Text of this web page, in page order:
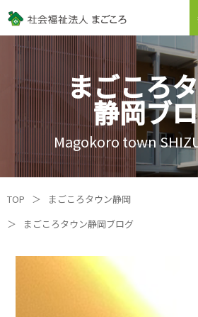
まごころ
静岡ブ
Magokoro town
TOP ＞
まごころタウン静岡
＞
まごころタウン静岡ブログ